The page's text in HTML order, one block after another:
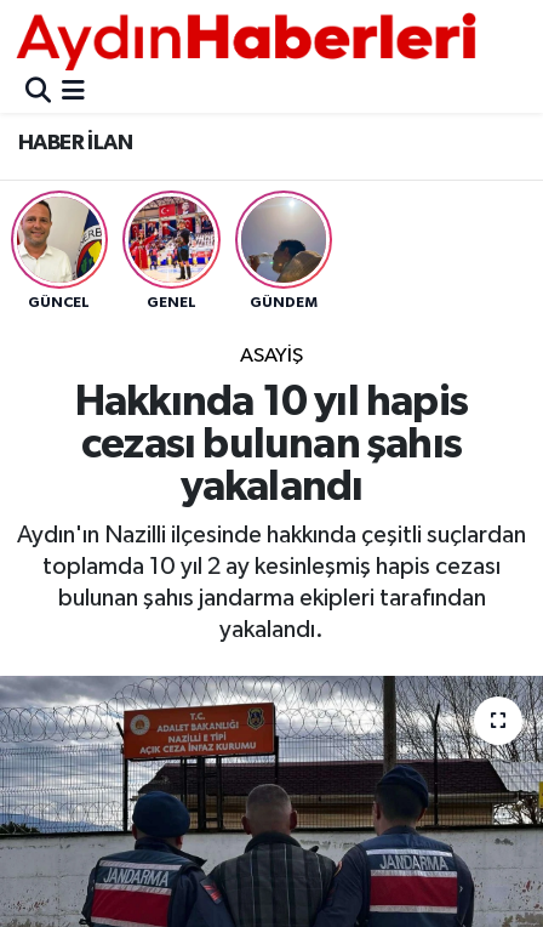
HABER İLAN
GÜNCEL GENEL GÜNDEM
ASAYİŞ
Hakkında 10 yıl hapis
cezası bulunan şahıs
yakalandı
Aydın'ın Nazilli ilçesinde hakkında çeşitli suçlardan
toplamda 10 yıl 2 ay kesinleşmiş hapis cezası
bulunan şahıs jandarma ekipleri tarafından
yakalandı.
GÜNCEL
POLİTİKA
BELEDİYELER
ASAYİŞ
BÜLTEN
ÇEVRE
DIŞ
DÜNYA
EĞİTİM
EKOLOJİ VE ÇEVRE
BİLİM VE TEKNOLOJİ
GENEL
Aydın Nöbetçi Eczaneler
Aydın Hava Durumu
Aydin Namaz Vakitleri
Aydın Trafik Yoğunluk Haritası
Tüm Manşetler
Son Dakika Haberleri
Haber Arşivi